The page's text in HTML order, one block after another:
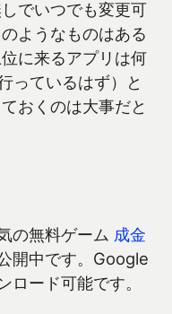
でいつでも変更可
ようなものはある
に来るアプリは何
っているはず）と
おくのは大事だと
の無料ゲーム 成金
開中です。Google
ード可能です。